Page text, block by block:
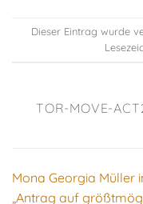
Dieser Eintrag wurde
TOR-MOVE-
Mona Georgia Müller
„Antrag auf